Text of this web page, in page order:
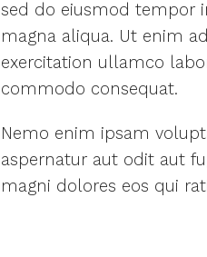
sed do eiusmod tempor
magna aliqua. Ut enim
exercitation ullamco
commodo consequat.
Nemo enim ipsam
aspernatur aut odit aut
magni dolores eos qui